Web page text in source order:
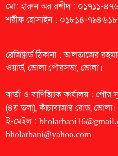
মো: হারুন অর রশীদ : ০১৭১১-
শরীফ হোসাইন : ০১৮১৪-
রেজিষ্ট্রার্ড ঠিকানা : আলতাজের
ওয়ার্ড, ভোলা পৌরসভা, ভোলা।
বার্তা ও বাণিজ্যিক কার্যালয় : পৌর
(৪য় তলা), কাঁচাবাজার রোড, ভোলা।
ই-মেইল :
bholarbani@yahoo.com